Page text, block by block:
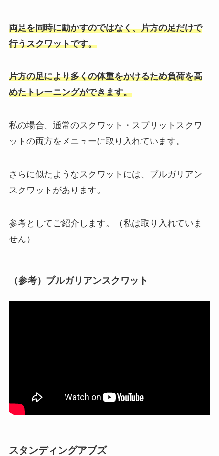
両足を同時に動かすのではなく、片方の足だけで
行うスクワットです。
片方の足により多くの体重をかけるため負荷を高
めたトレーニングができます。
私の場合、通常のスクワット・スプリットスクワ
ットの両方をメニューに取り入れています。
さらに似たようなスクワットには、ブルガリアン
スクワットがあります。
参考としてご紹介します。（私は取り入れていま
せん）
（参考）ブルガリアンスクワット
スタンディングアブズ